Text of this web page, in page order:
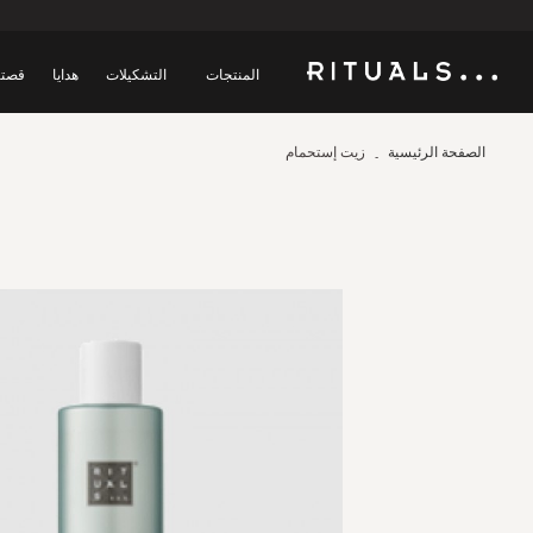
المنتجات التشكيلات هدايا
الصفحة الرئيسية زيت إستحمام